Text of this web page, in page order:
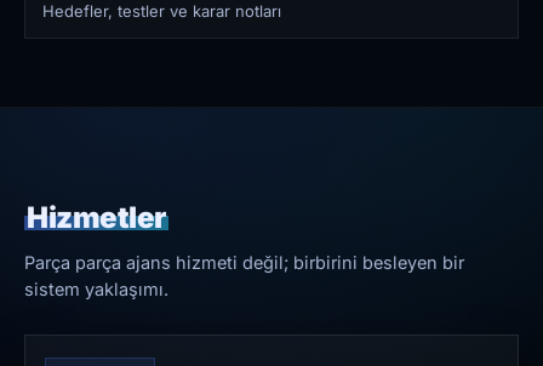
Hedefler, testler ve karar notları
Hizmetler
Parça parça ajans hizmeti değil; birbirini besleyen bir
sistem yaklaşımı.